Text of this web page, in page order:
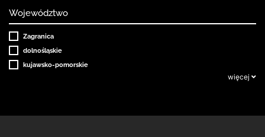
Województwo
Zagranica
dolnośląskie
kujawsko-pomorskie
więcej